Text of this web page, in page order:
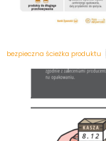
bezpieczna ścieżka produktu